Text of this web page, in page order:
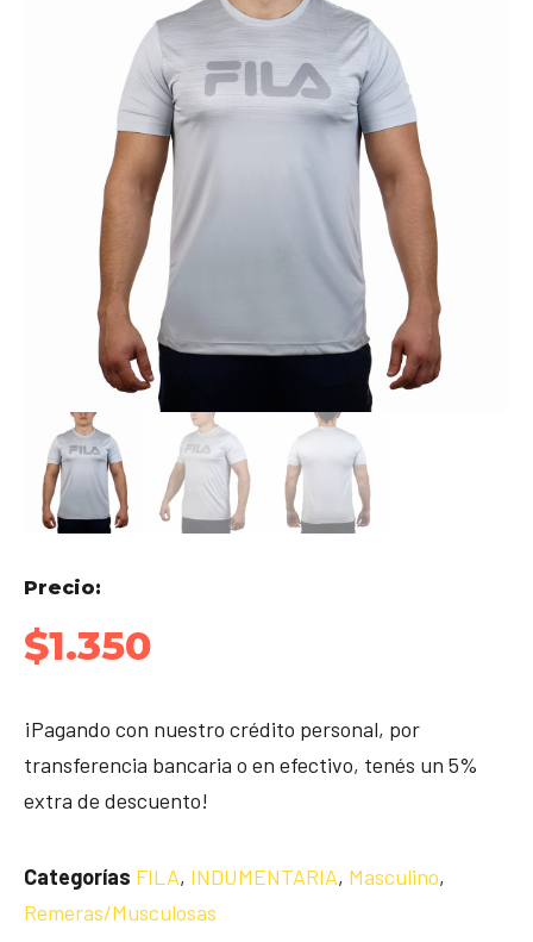
Precio:
$1.350
¡Pagando con nuestro crédito personal, por
transferencia bancaria o en efectivo, tenés un 5%
extra de descuento!
Categorías FILA, INDUMENTARIA, Masculino,
Remeras/Musculosas